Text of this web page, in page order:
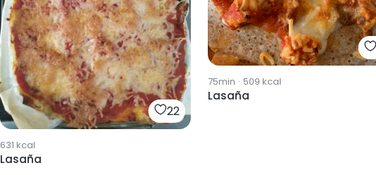
22
631 kcal
Lasaña
75min · 509 kcal
Lasaña